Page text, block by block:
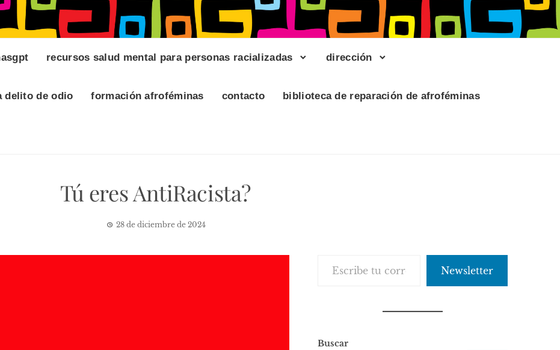
recursos salud mental para personas racializadas dirección
delito de odio formación afroféminas contacto biblioteca de reparación de afroféminas
Tú eres AntiRacista?
28 de diciembre de 2024
Newsletter
Buscar